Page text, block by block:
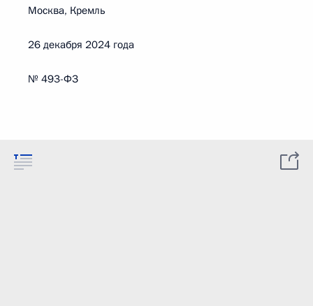
Москва, Кремль
26 декабря 2024 года
№ 493-ФЗ